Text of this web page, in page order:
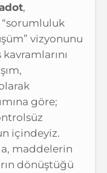
,
“sorumluluk
vizyonunu
göre;
içindeyiz.
maddelerin
dönüştüğü